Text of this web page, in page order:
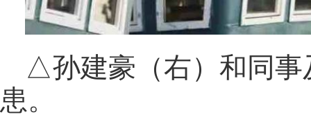
△孙建豪（右）和同事
患。